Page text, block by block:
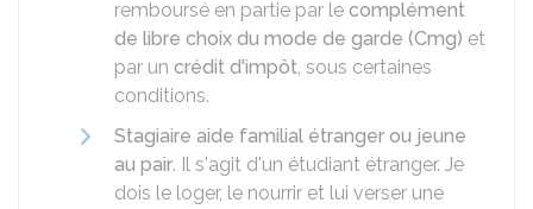
remboursé en partie par le complément
de libre choix du mode de garde (Cmg) et
par un crédit d'impôt, sous certaines
conditions.
Stagiaire aide familial étranger ou jeune
au pair. Il s'agit d'un étudiant étranger. Je
dois le loger, le nourrir et lui verser une